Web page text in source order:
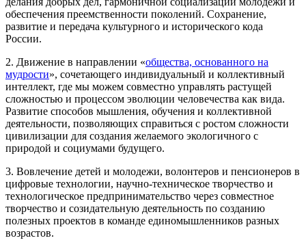
обеспечения преемственности поколений. Сохранение,
развитие и передача культурного и исторического кода
России.
2. Движение в направлении «общества, основанного на
мудрости», сочетающего индивидуальный и коллективный
интеллект, где мы можем совместно управлять растущей
сложностью и процессом эволюции человечества как вида.
Развитие способов мышления, обучения и коллективной
деятельности, позволяющих справиться с ростом сложности
цивилизации для создания желаемого экологичного с
природой и социумами будущего.
3. Вовлечение детей и молодежи, волонтеров и пенсионеров в
цифровые технологии, научно-техническое творчество и
технологическое предпринимательство через совместное
творчество и созидательную деятельность по созданию
полезных проектов в команде единомышленников разных
возрастов.